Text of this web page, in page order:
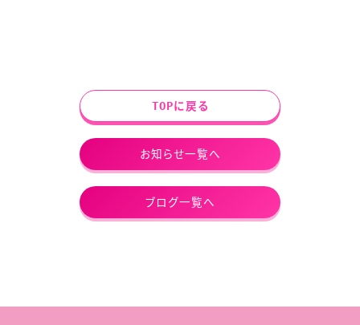
TOPに戻る
お知らせ一覧へ
ブログ一覧へ